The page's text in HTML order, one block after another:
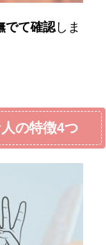
でて確認しま
の特徴4つ